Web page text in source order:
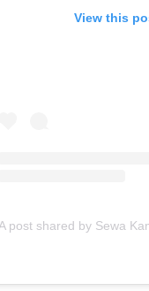
View this